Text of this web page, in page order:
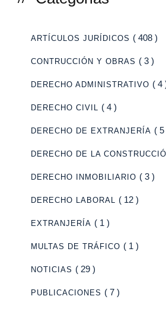
ARTÍCULOS JURÍDICOS ( 408 )
CONTRUCCIÓN Y OBRAS ( 3 )
DERECHO ADMINISTRATIVO ( 4
DERECHO CIVIL ( 4 )
DERECHO DE EXTRANJERÍA ( 5
DERECHO DE LA
DERECHO INMOBILIARIO ( 3 )
DERECHO LABORAL ( 12 )
EXTRANJERÍA ( 1 )
MULTAS DE TRÁFICO ( 1 )
NOTICIAS ( 29 )
PUBLICACIONES ( 7 )